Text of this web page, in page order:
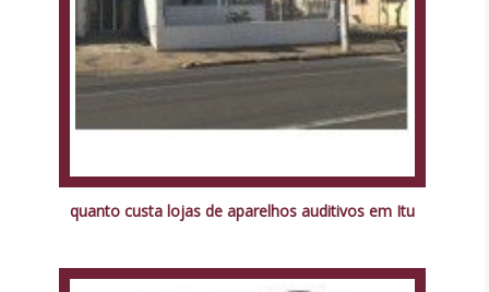
quanto custa lojas de aparelhos auditivos em Itu